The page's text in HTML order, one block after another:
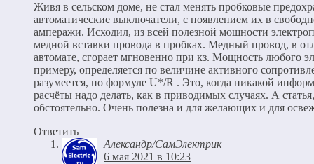
Живя в сельском доме, не стал менять пробковые
автоматические выключатели, с появлением их в
амперажи. Исходил, из всей полезной мощности
медной вставки провода в пробках. Медный провод, в
автомате, сгорает мгновенно при кз. Мощность любого
примеру, определяется по величине активного
разумеется, по формуле U*/R . Это, когда никакой
расчёты надо делать, как в приводимых случаях. А
обстоятельно. Очень полезна и для желающих и для
Ответить
Александр/СамЭлектрик
6 мая 2021 в 10:23